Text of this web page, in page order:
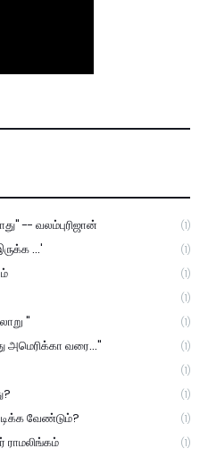
-- வலம்புரிஜான் (1)
...' (1)
(1)
(1)
" (1)
அமெரிக்கா வரை..." (1)
(1)
(1)
வேண்டும்? (1)
(1)